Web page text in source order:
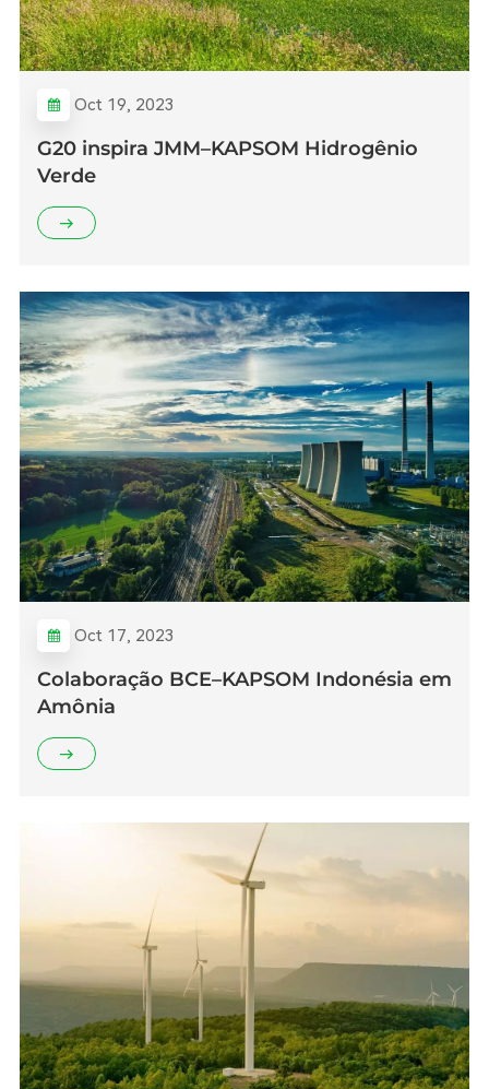
Oct 19, 2023
G20 inspira JMM–KAPSOM Hidrogênio
Verde
Oct 17, 2023
Colaboração BCE–KAPSOM Indonésia em
Amônia